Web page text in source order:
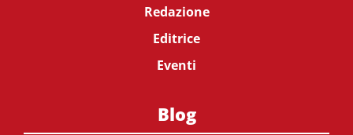
Redazione
Editrice
Eventi
Blog